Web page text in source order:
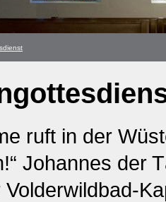
ruft in der
Johannes der